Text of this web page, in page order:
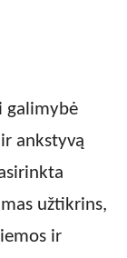
galimybė
ankstyvą
užtikrins,
ir